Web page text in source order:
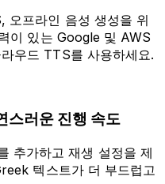
오프라인 음성 생성을 위
이 있는 Google 및 AWS
우드 TTS를 사용하세요.
스러운 진행 속도
추가하고 재생 설정을 제
텍스트가 더 부드럽고